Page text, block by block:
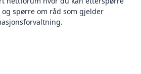
spørre om råd som gjelder